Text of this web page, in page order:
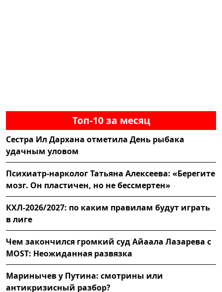
Топ-10 за месяц
Сестра Ил Дархана отметила День рыбака
удачным уловом
Психиатр-нарколог Татьяна Алексеева: «Берегите
мозг. Он пластичен, но не бессмертен»
КХЛ-2026/2027: по каким правилам будут играть
в лиге
Чем закончился громкий суд Айаала Лазарева с
MOST: Неожиданная развязка
Маринычев у Путина: смотрины или
антикризисный разбор?